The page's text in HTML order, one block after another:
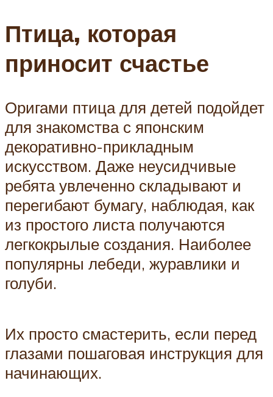
Птица, которая
приносит счастье
Оригами птица для детей подойдет
для знакомства с японским
декоративно-прикладным
искусством. Даже неусидчивые
ребята увлеченно складывают и
перегибают бумагу, наблюдая, как
из простого листа получаются
легкокрылые создания. Наиболее
популярны лебеди, журавлики и
голуби.
Их просто смастерить, если перед
глазами пошаговая инструкция для
начинающих.